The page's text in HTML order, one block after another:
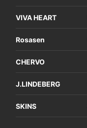
VIVA HEART
Rosasen
CHERVO
J.LINDEBERG
SKINS